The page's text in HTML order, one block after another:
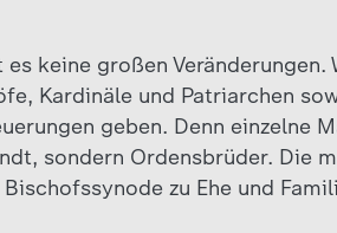
keine großen Veränderungen.
Kardinäle und Patriarchen
geben. Denn einzelne
sondern Ordensbrüder. Die
zu Ehe und